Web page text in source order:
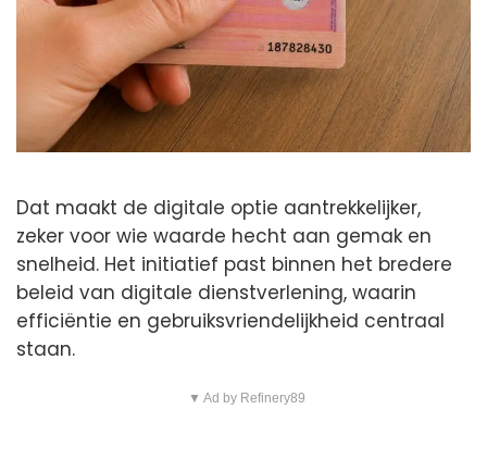
Dat maakt de digitale optie aantrekkelijker,
zeker voor wie waarde hecht aan gemak en
snelheid. Het initiatief past binnen het bredere
beleid van digitale dienstverlening, waarin
efficiëntie en gebruiksvriendelijkheid centraal
staan.
▼ Ad by Refinery89